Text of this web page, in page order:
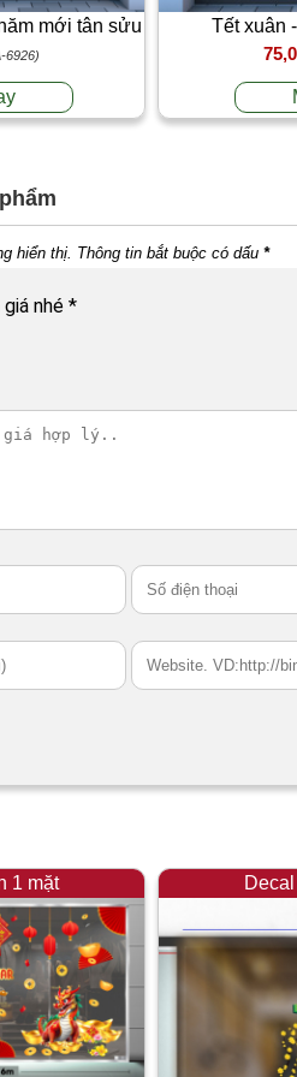
mới tân sửu
6926)
Tết xuân
hiển thị. Thông tin bắt buộc có dấu *
nhé *
1 mặt